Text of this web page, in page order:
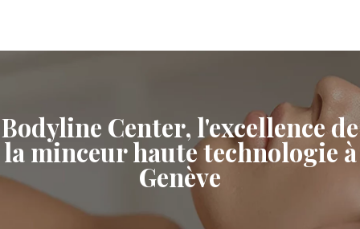
Bodyline Center, l'excellence de
la minceur haute technologie à
Genève